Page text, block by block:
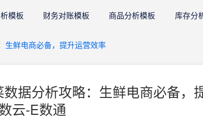
模板 财务对账模板 商品分析模板 库存分
生鲜电商必备，提升运营效率
数据分析攻略：生鲜电商必备，
云-E数通